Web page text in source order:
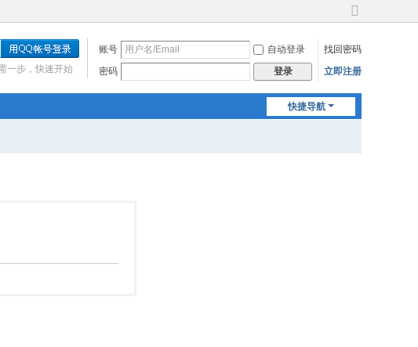
切
到
宽
账号 自动登录
找回密码
密码
登录 立即注册
一步，快速开始
快捷导航